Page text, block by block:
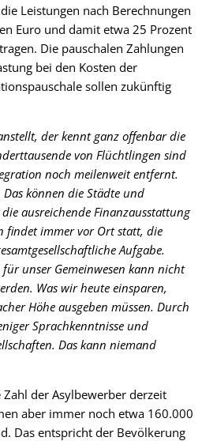
Leistungen nach Berechnungen
Euro und damit etwa 25 Prozent
Die pauschalen Zahlungen
bei den Kosten der
sollen zukünftig
der kennt ganz offenbar die
von Flüchtlingen sind
noch meilenweit entfernt.
können die Städte und
ausreichende Finanzausstattung
findet immer vor Ort statt, die
Aufgabe.
unser Gemeinwesen kann nicht
Was wir heute einsparen,
Höhe ausgeben müssen. Durch
Sprachkenntnisse und
Das kann niemand
Zahl der Asylbewerber derzeit
aber immer noch etwa 160.000
Das entspricht der Bevölkerung